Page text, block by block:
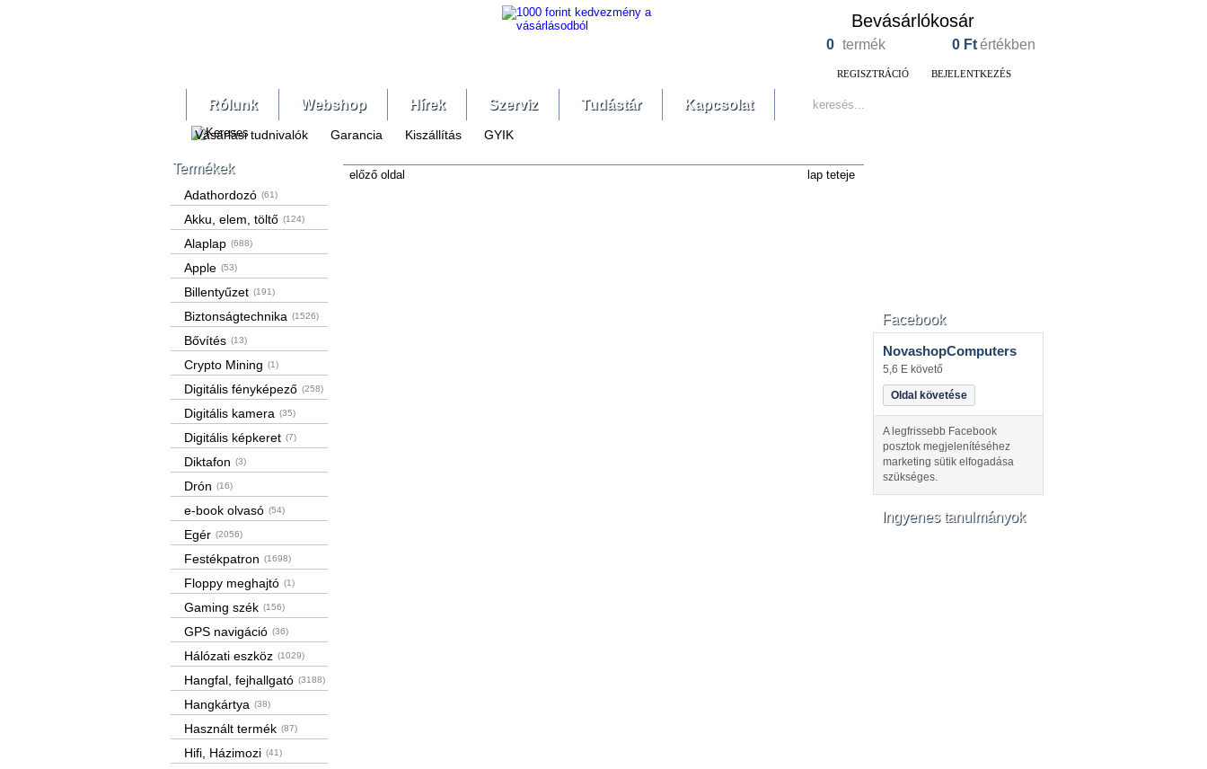
Bevásárlókosár
0 termék 0 Ftértékben
REGISZTRÁCIÓ BEJELENTKEZÉS
Rólunk Webshop Hírek Szerviz Tudástár Kapcsolat
Vásárlási tudnivalók Garancia Kiszállítás GYIK
Termékek
Adathordozó (61)
Akku, elem, töltő (124)
Alaplap (688)
Apple (53)
Billentyűzet (191)
Biztonságtechnika (1526)
Bővítés (13)
Crypto Mining (1)
Digitális fényképező (258)
Digitális kamera (35)
Digitális képkeret (7)
Diktafon (3)
Drón (16)
e-book olvasó (54)
Egér (2056)
Festékpatron (1698)
Floppy meghajtó (1)
Gaming szék (156)
GPS navigáció (36)
Hálózati eszköz (1029)
Hangfal, fejhallgató (3188)
Hangkártya (38)
Használt termék (87)
Hifi, Házimozi (41)
előző oldal lap teteje
Facebook
NovashopComputers
5,6 E követő
Oldal követése
A legfrissebb Facebook
posztok megjelenítéséhez
marketing sütik elfogadása
szükséges.
Ingyenes tanulmányok